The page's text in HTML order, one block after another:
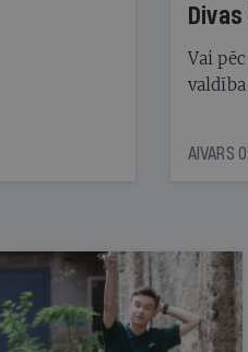
Vai
valdība
AIVARS